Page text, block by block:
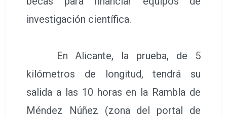
investigación científica.
En Alicante, la prueba, de 5
kilómetros de longitud, tendrá su
salida a las 10 horas en la Rambla de
Méndez Núñez (zona del portal de